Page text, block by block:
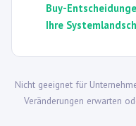
Buy-
Ihre
Nicht geeignet für
Veränderungen erwarten